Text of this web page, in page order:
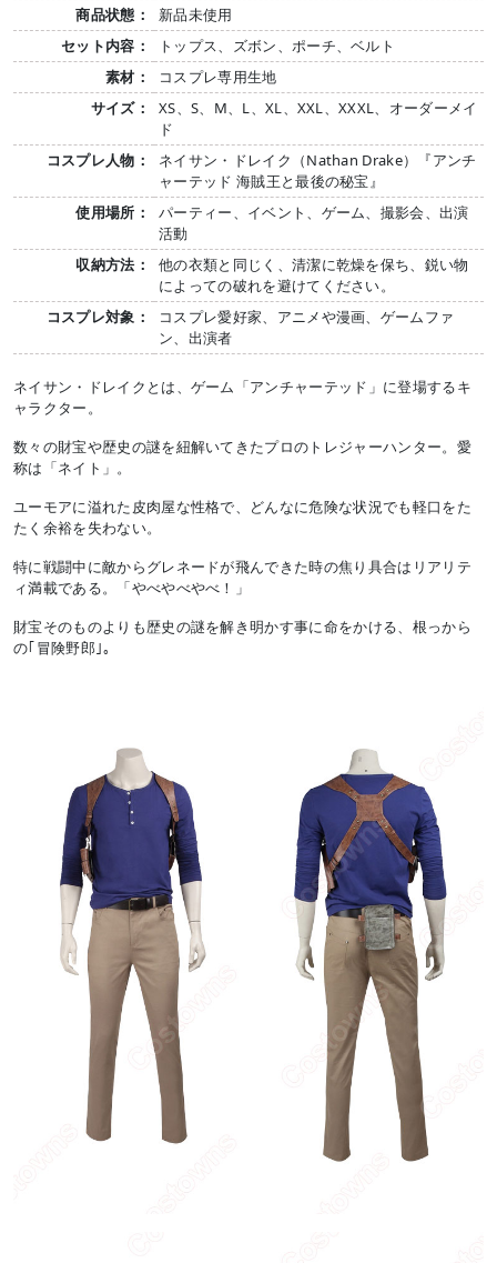
商品状態：
新品未使用
セット内容：
トップス、ズボン、ポーチ、ベルト
素材：
コスプレ専用生地
サイズ：
XS、S、M、L、XL、XXL、XXXL、オーダーメイ
ド
コスプレ人物：
ネイサン・ドレイク（Nathan Drake）『アンチ
ャーテッド 海賊王と最後の秘宝』
使用場所：
パーティー、イベント、ゲーム、撮影会、出演
活動
収納方法：
他の衣類と同じく、清潔に乾燥を保ち、鋭い物
によっての破れを避けてください。
コスプレ対象：
コスプレ愛好家、アニメや漫画、ゲームファ
ン、出演者
ネイサン・ドレイクとは、ゲーム「アンチャーテッド」に登場するキ
ャラクター。
数々の財宝や歴史の謎を紐解いてきたプロのトレジャーハンター。愛
称は「ネイト」。
ユーモアに溢れた皮肉屋な性格で、どんなに危険な状況でも軽口をた
たく余裕を失わない。
特に戦闘中に敵からグレネードが飛んできた時の焦り具合はリアリテ
ィ満載である。「やべやべやべ！」
財宝そのものよりも歴史の謎を解き明かす事に命をかける、根っから
の｢冒険野郎｣。